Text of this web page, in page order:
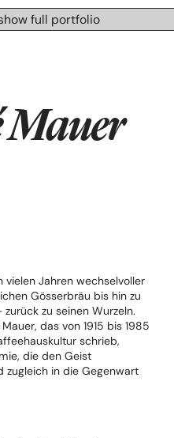
full portfolio
Mauer
vielen Jahren wechselvoller
Gösserbräu bis hin zu
zu seinen Wurzeln.
das von 1915 bis 1985
schrieb,
die den Geist
zugleich in die Gegenwart